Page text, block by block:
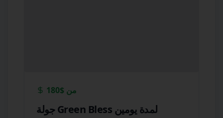
من $180
جولة Green Bless لمدة يومين